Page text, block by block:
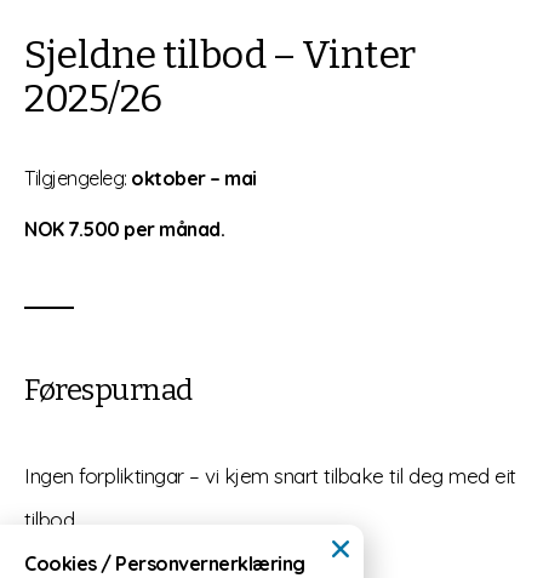
Sjeldne tilbod – Vinter
2025/26
Tilgjengeleg: oktober – mai
NOK 7.500 per månad.
Førespurnad
Ingen forpliktingar – vi kjem snart tilbake til deg med eit
tilbod.
Cookies / Personvernerklæring